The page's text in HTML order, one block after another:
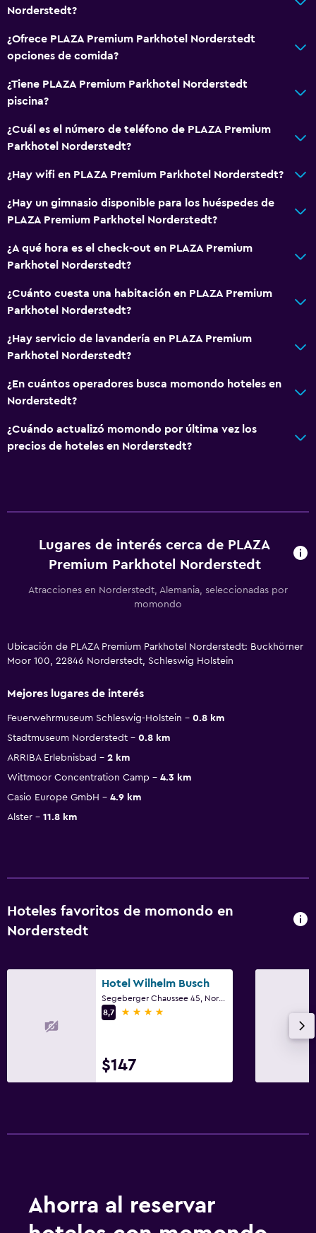
Norderstedt?
¿Ofrece PLAZA Premium Parkhotel Norderstedt
opciones de comida?
¿Tiene PLAZA Premium Parkhotel Norderstedt
piscina?
¿Cuál es el número de teléfono de PLAZA Premium
Parkhotel Norderstedt?
¿Hay wifi en PLAZA Premium Parkhotel Norderstedt?
¿Hay un gimnasio disponible para los huéspedes de
PLAZA Premium Parkhotel Norderstedt?
¿A qué hora es el check-out en PLAZA Premium
Parkhotel Norderstedt?
¿Cuánto cuesta una habitación en PLAZA Premium
Parkhotel Norderstedt?
¿Hay servicio de lavandería en PLAZA Premium
Parkhotel Norderstedt?
¿En cuántos operadores busca momondo hoteles en
Norderstedt?
¿Cuándo actualizó momondo por última vez los
precios de hoteles en Norderstedt?
Lugares de interés cerca de PLAZA
Premium Parkhotel Norderstedt
Atracciones en Norderstedt, Alemania, seleccionadas por
momondo
Ubicación de PLAZA Premium Parkhotel Norderstedt: Buckhörner
Moor 100, 22846 Norderstedt, Schleswig Holstein
Mejores lugares de interés
Feuerwehrmuseum Schleswig-Holstein
0.8 km
Stadtmuseum Norderstedt
0.8 km
ARRIBA Erlebnisbad
2 km
Wittmoor Concentration Camp
4.3 km
Casio Europe GmbH
4.9 km
Alster
11.8 km
Hoteles favoritos de momondo en
Norderstedt
Hotel Wilhelm Busch
Segeberger Chaussee 45, Norderstedt, Schleswig Holstein
8,7
4 estrellas
$147
Ahorra al reservar